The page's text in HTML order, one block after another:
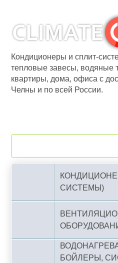
Кондиционеры и сплит-
тепловые завесы, водяные
квартиры, дома, офиса с
Челны и по всей России.
СИСТЕМЫ)
БОЙЛЕРЫ,